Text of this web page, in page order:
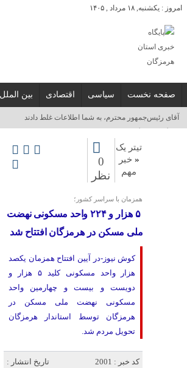
امروز : یکشنبه, ۱۸ مرداد , ۱۴۰۵
صفحه نخست سیاسی اقتصادی بین الملل
آقای رئیس‌جمهور محترم، به شما اطلاعات غلط دادند
تیتر یک
« خبر
مهم
0
نظر
همزمان با سراسر کشور؛
۵ هزار و ۲۲۴ واحد مسکونی نهضت
ملی مسکن در هرمزگان افتتاح شد
کوش نیوز-در آیین افتتاح همزمان یکصد
هزار واحد مسکونی کلید ۵ هزار و
دویست و بیست و چهارمین واحد
مسکونی نهضت ملی مسکن در
هرمزگان توسط استاندار هرمزگان
تحویل مردم شد.
کد خبر : 2001
تاریخ انتشار :